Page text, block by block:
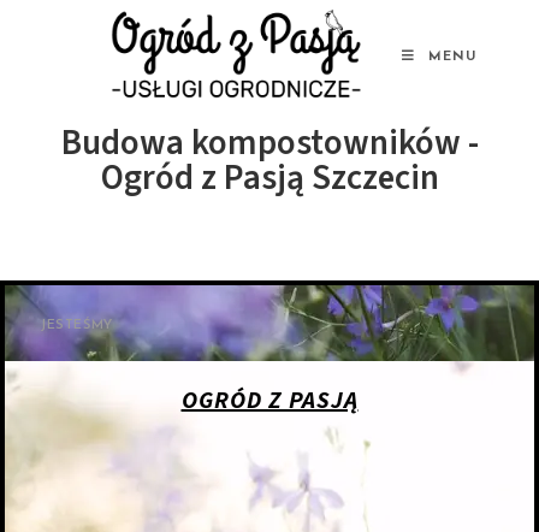
MENU
Budowa kompostowników -
Ogród z Pasją Szczecin
JESTEŚMY
OGRÓD Z PASJĄ